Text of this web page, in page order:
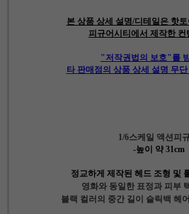
본 상품 상세 설명/디테일은 핫
피규어시티에서 제작한 컨
"저작권법의 보호"를
타 판매점의 상품 상세 설명 무
1/6스케일 액션피
-높이 약 31cm
정교하게 제작된 헤드 조형 및
영화와 동일한 표정과 피부
블랙 컬러의 중간 길이 슬릭백 헤